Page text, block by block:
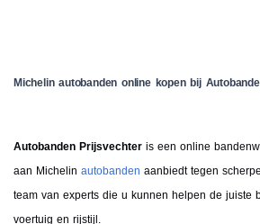
Michelin autobanden online kopen bij
Autobanden Prijsvechter is een online
aan Michelin autobanden aanbiedt tegen
team van experts die u kunnen helpen de juiste
voertuig en rijstijl.